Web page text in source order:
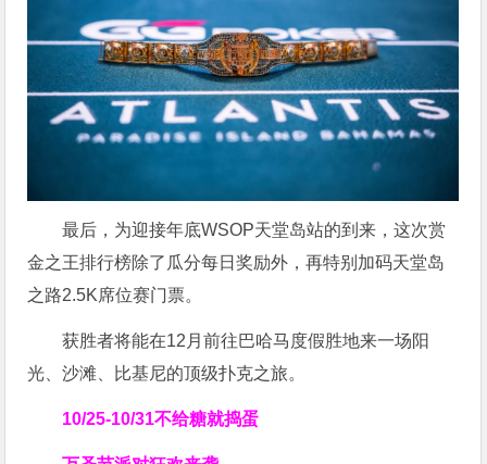
最后，为迎接年底WSOP天堂岛站的到来，这次赏
金之王排行榜除了瓜分每日奖励外，再特别加码天堂岛
之路2.5K席位赛门票。
获胜者将能在12月前往巴哈马度假胜地来一场阳
光、沙滩、比基尼的顶级扑克之旅。
10/25-10/31不给糖就捣蛋